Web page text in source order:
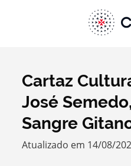
Termo de Pesquisa
Cartaz
José
Sangre
Atualizado em 14/08/